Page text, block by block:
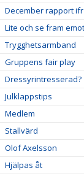
December rapport
Lite och se fram
Trygghetsarmband
Gruppens fair play
Dressyrintresserad?
Julklappstips
Medlem
Stallvärd
Olof Axelsson
Hjälpas åt